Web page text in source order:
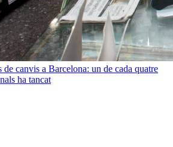
de canvis a Barcelona: un de cada quatre
ha tancat